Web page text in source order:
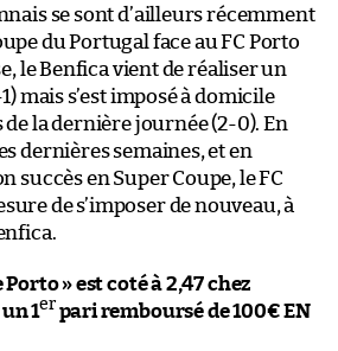
se sont d’ailleurs récemment
du Portugal face au FC Porto
le Benfica vient de réaliser un
mais s’est imposé à domicile
la dernière journée (2-0). En
dernières semaines, et en
succès en Super Coupe, le FC
de s’imposer de nouveau, à
» est coté à 2,47 chez
1er pari remboursé de 100€ EN